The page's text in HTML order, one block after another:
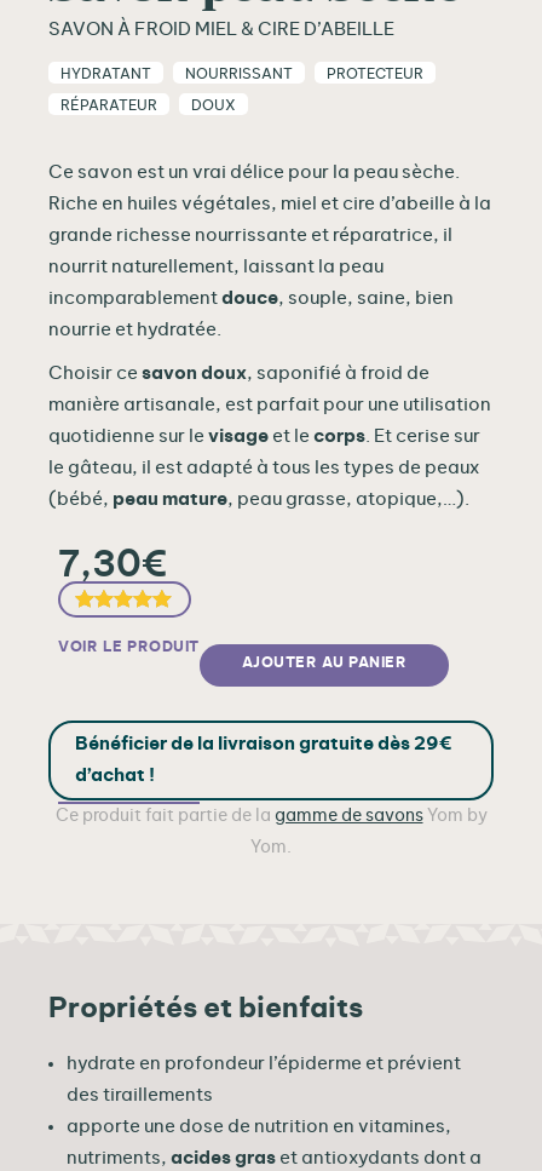
SAVON À FROID MIEL & CIRE D’ABEILLE
HYDRATANT NOURRISSANT PROTECTEUR
RÉPARATEUR DOUX
Ce savon est un vrai délice pour la peau sèche.
Riche en huiles végétales, miel et cire d’abeille à la
grande richesse nourrissante et réparatrice, il
nourrit naturellement, laissant la peau
incomparablement douce, souple, saine, bien
nourrie et hydratée.
Choisir ce savon doux, saponifié à froid de
manière artisanale, est parfait pour une utilisation
quotidienne sur le visage et le corps. Et cerise sur
le gâteau, il est adapté à tous les types de peaux
(bébé, peau mature, peau grasse, atopique,…).
7,30€
5 basé sur
VOIR LE PRODUIT
AJOUTER AU PANIER
Bénéficier de la livraison gratuite dès 29€
d’achat !
Ce produit fait partie de la gamme de savonsYom by
Yom.
Propriétés et bienfaits
hydrate en profondeur l’épiderme et prévient
des tiraillements
apporte une dose de nutrition en vitamines,
nutriments, acides gras et antioxydants dont a